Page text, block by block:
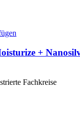
+
Fachkreise